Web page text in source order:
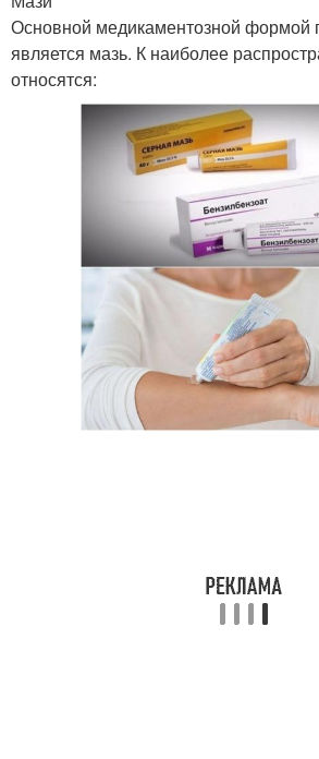
Основной медикаментозной формой
является мазь. К наиболее
относятся: